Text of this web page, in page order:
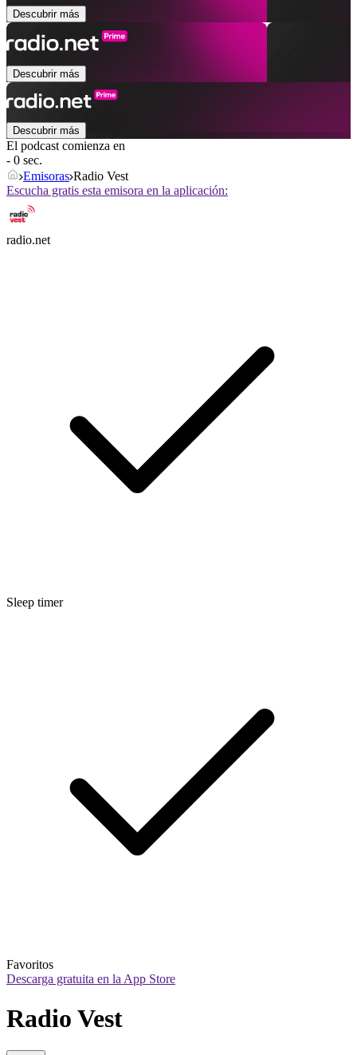
Descubrir más
Descubrir más
Descubrir más
El podcast comienza en
- 0 sec.
Emisoras Radio Vest
Escucha gratis esta emisora en la aplicación:
radio.net
Sleep timer
Favoritos
Descarga gratuita en la App Store
Radio Vest